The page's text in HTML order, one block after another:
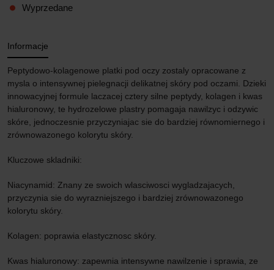
Wyprzedane
Informacje
Peptydowo-kolagenowe platki pod oczy zostaly opracowane z
mysla o intensywnej pielegnacji delikatnej skóry pod oczami. Dzieki
innowacyjnej formule laczacej cztery silne peptydy, kolagen i kwas
hialuronowy, te hydrozelowe plastry pomagaja nawilzyc i odzywic
skóre, jednoczesnie przyczyniajac sie do bardziej równomiernego i
zrównowazonego kolorytu skóry.
Kluczowe skladniki:
Niacynamid: Znany ze swoich wlasciwosci wygladzajacych,
przyczynia sie do wyrazniejszego i bardziej zrównowazonego
kolorytu skóry.
Kolagen: poprawia elastycznosc skóry.
Kwas hialuronowy: zapewnia intensywne nawilzenie i sprawia, ze